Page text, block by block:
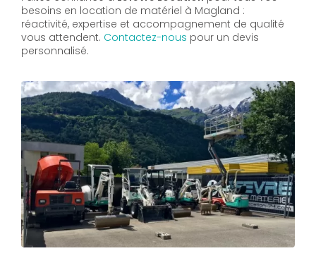
besoins en location de matériel à Magland :
réactivité, expertise et accompagnement de qualité
vous attendent. Contactez-nous pour un devis
personnalisé.